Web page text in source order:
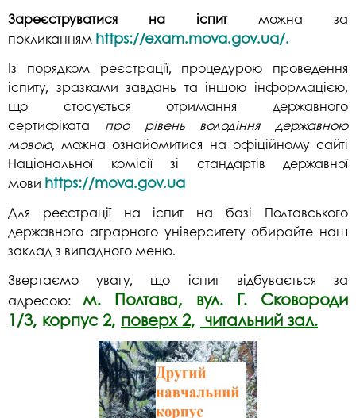
Зареєструватися на іспитможна за
покликанням https://exam.mova.gov.ua/.
Із порядком реєстрації, процедурою проведення
іспиту, зразками завдань та іншою інформацією,
що стосується отримання державного
сертифіката про рівень володіння державною
мовою, можна ознайомитися на офіційному сайті
Національної комісії зі стандартів державної
мови https://mova.gov.ua
Для реєстрації на іспит на базі Полтавського
державного аграрного університету обирайте наш
заклад з випадного меню.
Звертаємо увагу, що іспит відбувається за
адресою: м. Полтава, вул. Г. Сковороди
1/3, корпус 2, поверх 2, читальний зал.